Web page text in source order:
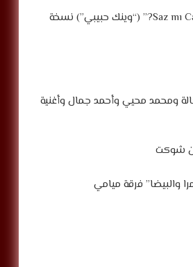
من الأفضل؟: “Saz mı Caz mı?” (“وينك حبيبي”) نسخة
ومحمد محيي وأحمد جمال وأغنية
شوكت
والبيضا” فرقة ميامي